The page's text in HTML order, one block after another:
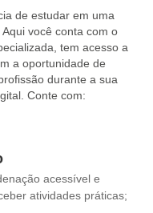
de estudar em uma
. Aqui você conta com o
tem acesso a
a oportunidade de
durante a sua
Conte com:
acessível e
atividades práticas;